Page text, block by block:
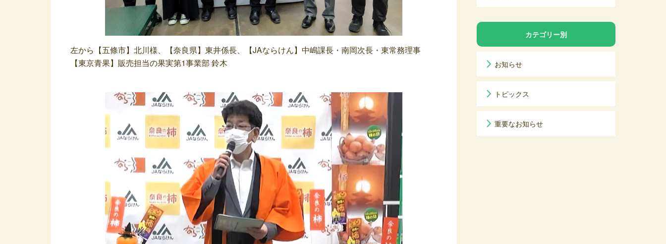
左から【五條市】北川様、【奈良県】東井係長、【JAならけん】中嶋課長・南岡次長・東常務理事
【東京青果】販売担当の果実第1事業部 鈴木
カテゴリー別
お知らせ
トピックス
重要なお知らせ